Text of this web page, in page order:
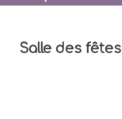
Salle des fêtes